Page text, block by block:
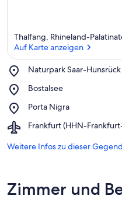
Thalfang, Rhineland-
Auf Karte anzeigen
Naturpark Saar-Hunsrück
Place,
Saar-
Bostalsee
Place,
Porta Nigra
Place,
Nigra
Frankfurt (HHN-
Airport,
(HHN-
Weitere Infos zu dieser Gegend
Zimmer und